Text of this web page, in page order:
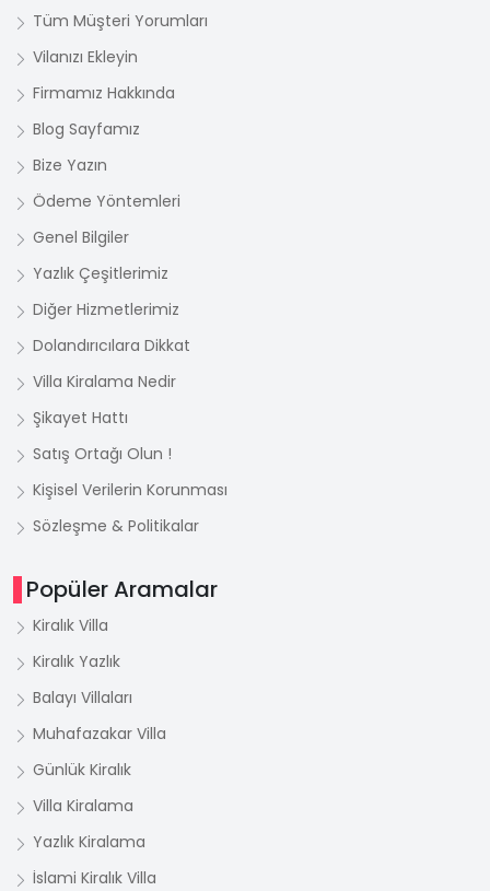
Tüm Müşteri Yorumları
Vilanızı Ekleyin
Firmamız Hakkında
Blog Sayfamız
Bize Yazın
Ödeme Yöntemleri
Genel Bilgiler
Yazlık Çeşitlerimiz
Diğer Hizmetlerimiz
Dolandırıcılara Dikkat
Villa Kiralama Nedir
Şikayet Hattı
Satış Ortağı Olun !
Kişisel Verilerin Korunması
Sözleşme & Politikalar
Popüler Aramalar
Kiralık Villa
Kiralık Yazlık
Balayı Villaları
Muhafazakar Villa
Günlük Kiralık
Villa Kiralama
Yazlık Kiralama
İslami Kiralık Villa